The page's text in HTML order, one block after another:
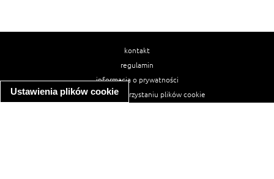
Ustawienia plików cookie
kontakt
regulamin
informacja o prywatności
informacja o wykorzystaniu plików cookie